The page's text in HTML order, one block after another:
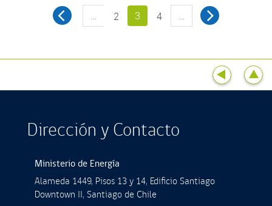
… 2 3 4 …
Dirección y Contacto
Ministerio de Energía
Alameda 1449, Pisos 13 y 14, Ediﬁcio Santiago
Downtown II, Santiago de Chile